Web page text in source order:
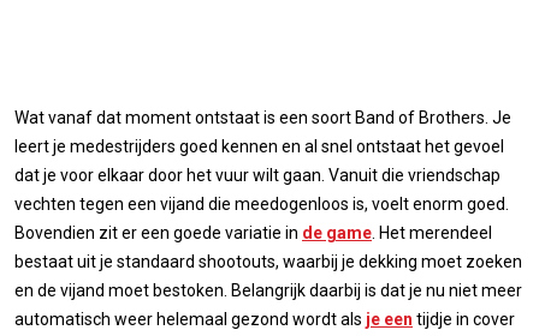
Wat vanaf dat moment ontstaat is een soort Band of Brothers. Je
leert je medestrijders goed kennen en al snel ontstaat het gevoel
dat je voor elkaar door het vuur wilt gaan. Vanuit die vriendschap
vechten tegen een vijand die meedogenloos is, voelt enorm goed.
Bovendien zit er een goede variatie in de game . Het merendeel
bestaat uit je standaard shootouts, waarbij je dekking moet zoeken
en de vijand moet bestoken. Belangrijk daarbij is dat je nu niet meer
automatisch weer helemaal gezond wordt als je een tijdje in cover